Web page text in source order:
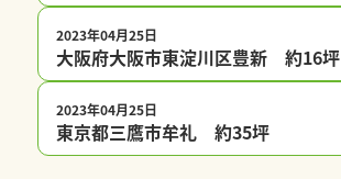
2023年04月25日
大阪府大阪市東淀川区豊新 約16坪
2023年04月25日
東京都三鷹市牟礼 約35坪